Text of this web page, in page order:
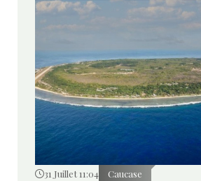
31 Juillet 11:04 Caucase